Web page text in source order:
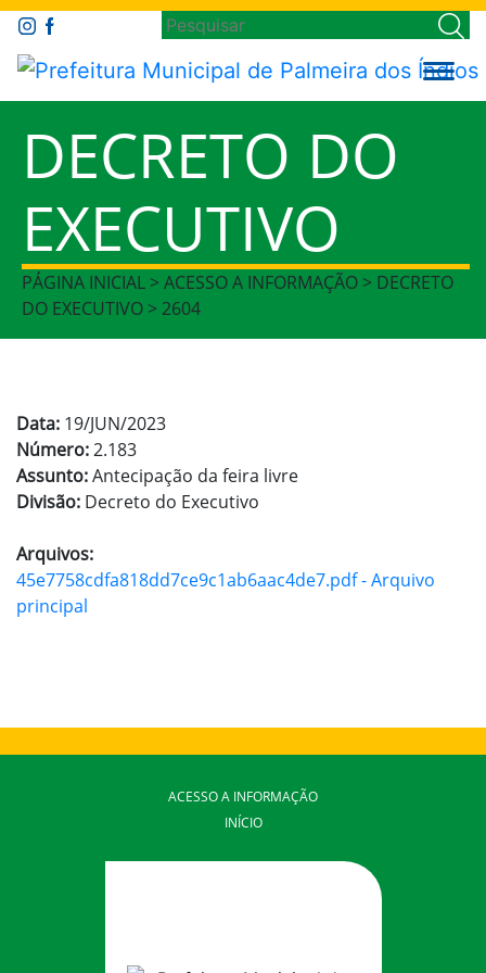
DECRETO DO
EXECUTIVO
PÁGINA INICIAL > ACESSO A INFORMAÇÃO > DECRETO
DO EXECUTIVO > 2604
Data: 19/JUN/2023
Número:2.183
Assunto:Antecipação da feira livre
Divisão: Decreto do Executivo
Arquivos:
45e7758cdfa818dd7ce9c1ab6aac4de7.pdf - Arquivo
principal
ACESSO A INFORMAÇÃO
INÍCIO